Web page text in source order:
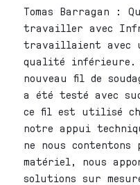
Tomas Barragan :
travailler avec
travaillaient avec
qualité
nouveau fil de
a été testé avec
ce fil est utilisé
notre appui
ne nous contentons
matériel, nous
solutions sur